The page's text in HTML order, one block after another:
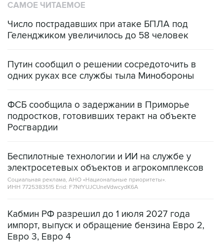
САМОЕ ЧИТАЕМОЕ
Число пострадавших при атаке БПЛА под
Геленджиком увеличилось до 58 человек
Путин сообщил о решении сосредоточить в
одних руках все службы тыла Минобороны
ФСБ сообщила о задержании в Приморье
подростков, готовивших теракт на объекте
Росгвардии
Беспилотные технологии и ИИ на службе у
электросетевых объектов и агрокомплексов
Социальная реклама, АНО «Национальные приоритеты».
ИНН 7725383515 Erid: F7NfYUJCUneVdwcydK6A
Кабмин РФ разрешил до 1 июля 2027 года
импорт, выпуск и обращение бензина Евро 2,
Евро 3, Евро 4